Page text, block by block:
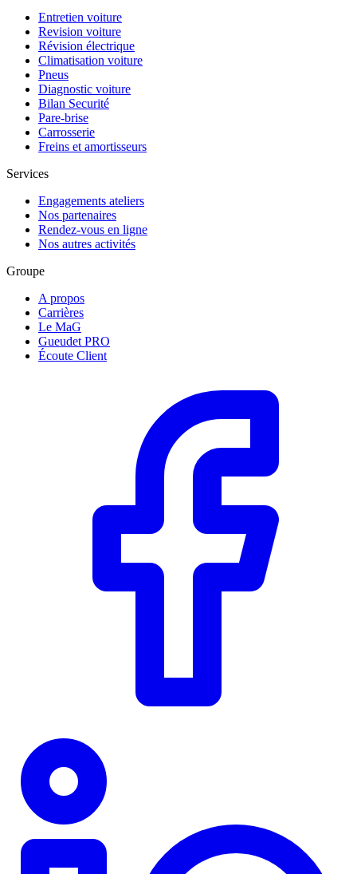
Entretien voiture
Revision voiture
Révision électrique
Climatisation voiture
Pneus
Diagnostic voiture
Bilan Securité
Pare-brise
Carrosserie
Freins et amortisseurs
Services
Engagements ateliers
Nos partenaires
Rendez-vous en ligne
Nos autres activités
Groupe
A propos
Carrières
Le MaG
Gueudet PRO
Écoute Client